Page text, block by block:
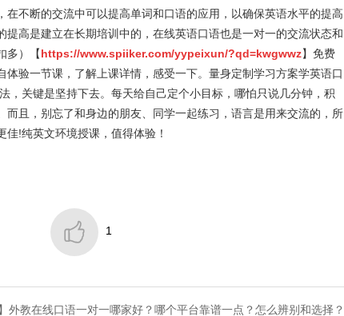
在不断的交流中可以提高单词和口语的应用，以确保英语水平的提高
提高是建立在长期培训中的，在线英语口语也是一对一的交流状态和
多）【https://www.spiiker.com/yypeixun/?qd=kwgwwz】免费
体验一节课，了解上课详情，感受一下。量身定制学习方案学英语口
，关键是坚持下去。每天给自己定个小目标，哪怕只说几分钟，积
而且，别忘了和身边的朋友、同学一起练习，语言是用来交流的，所
!纯英文环境授课，值得体验！
 1
外教在线口语一对一哪家好？哪个平台靠谱一点？怎么辨别和选择？